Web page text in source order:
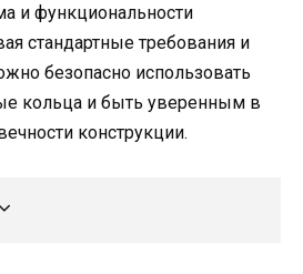
и функциональности
стандартные требования и
безопасно использовать
кольца и быть уверенным в
конструкции.